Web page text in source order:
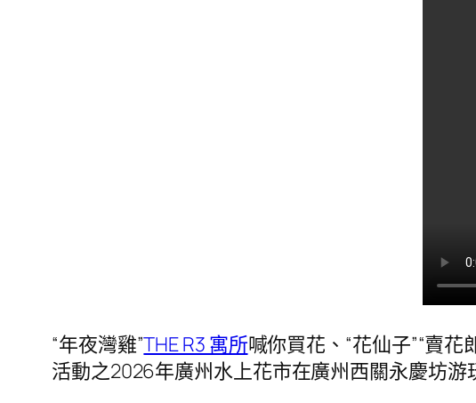
“年夜灣雞”THE R3 寓所喊你買花、“花仙子”“賣
活動之2026年廣州水上花市在廣州西關永慶坊游